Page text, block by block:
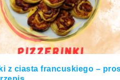
z ciasta francuskiego –